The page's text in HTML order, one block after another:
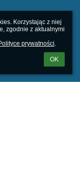
Korzystając z niej
zgodnie z aktualnymi
prywatności.
OK